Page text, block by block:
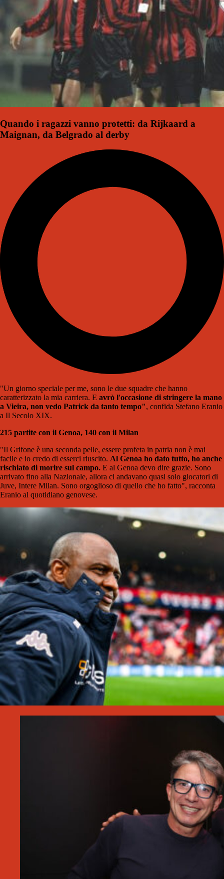
Quando i ragazzi vanno protetti: da Rijkaard a
Maignan, da Belgrado al derby
"Un giorno speciale per me, sono le due squadre che hanno
caratterizzato la mia carriera. E avrò l'occasione di stringere la mano
a Vieira, non vedo Patrick da tanto tempo", confida Stefano Eranio
a Il Secolo XIX.
215 partite con il Genoa, 140 con il Milan
"Il Grifone è una seconda pelle, essere profeta in patria non è mai
facile e io credo di esserci riuscito. Al Genoa ho dato tutto, ho anche
rischiato di morire sul campo. E al Genoa devo dire grazie. Sono
arrivato fino alla Nazionale, allora ci andavano quasi solo giocatori di
Juve, Intere Milan. Sono orgoglioso di quello che ho fatto", racconta
Eranio al quotidiano genovese.